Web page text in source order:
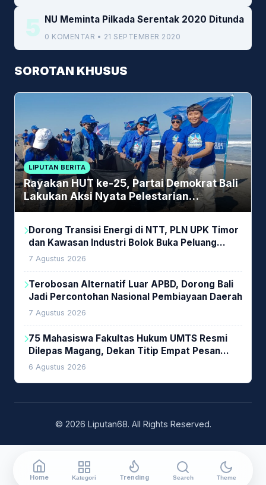
5 NU Meminta Pilkada Serentak 2020 Ditunda
0 KOMENTAR • 21 SEPTEMBER 2020
SOROTAN KHUSUS
LIPUTAN BERITA
Rayakan HUT ke-25, Partai Demokrat Bali
Lakukan Aksi Nyata Pelestarian
Lingkungan
Dorong Transisi Energi di NTT, PLN UPK Timor
dan Kawasan Industri Bolok Buka Peluang
Investasi Woodchip untuk Cofiring PLTU Bolok
7 Agustus 2026
Terobosan Alternatif Luar APBD, Dorong Bali
Jadi Percontohan Nasional Pembiayaan Daerah
7 Agustus 2026
75 Mahasiswa Fakultas Hukum UMTS Resmi
Dilepas Magang, Dekan Titip Empat Pesan
Penting
6 Agustus 2026
© 2026 Liputan68. All Rights Reserved.
Home Kategori Trending Search Theme